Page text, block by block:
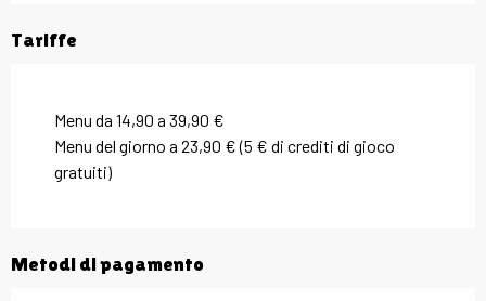
Tariffe
Menu da 14,90 a 39,90 €
Menu del giorno a 23,90 € (5 € di crediti di gioco
gratuiti)
Metodi di pagamento